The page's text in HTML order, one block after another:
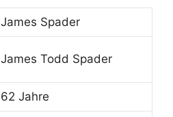
James Spader
James Todd Spader
62 Jahre